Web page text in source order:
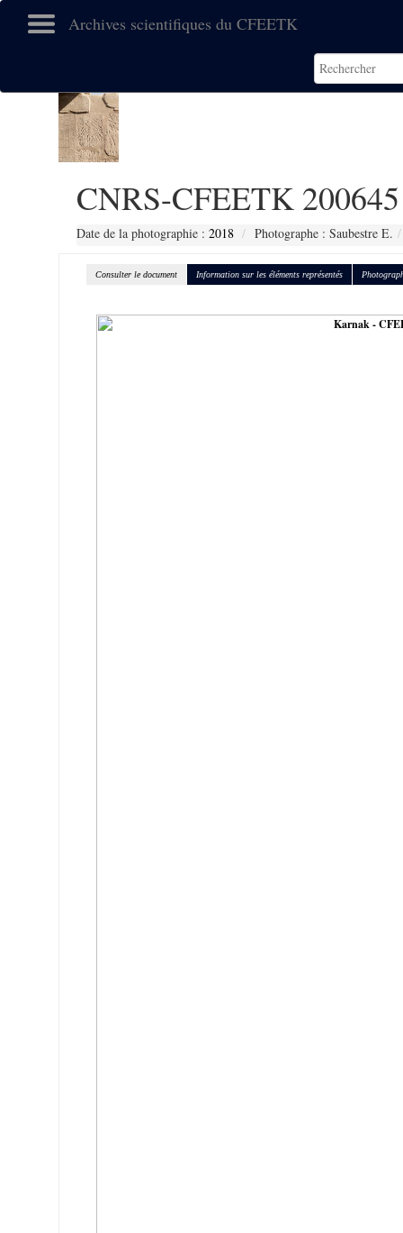
Archives scientifiques du CFEETK
CNRS-CFEETK 200645
Date de la photographie : 2018 Photographe : Saubestre E.
Consulter le document Information sur les éléments représentés